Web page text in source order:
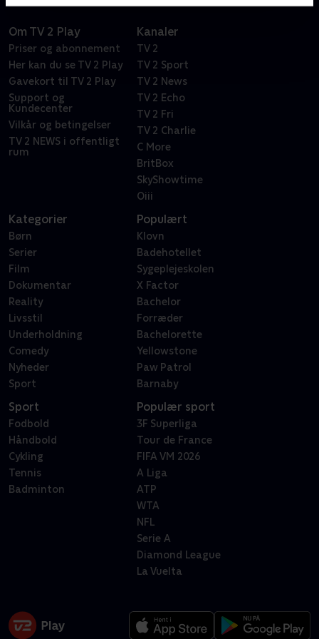
Om TV 2 Play
Priser og abonnement
Her kan du se TV 2 Play
Gavekort til TV 2 Play
Support og
Kundecenter
Vilkår og betingelser
TV 2 NEWS i offentligt
rum
Kanaler
TV 2
TV 2 Sport
TV 2 News
TV 2 Echo
TV 2 Fri
TV 2 Charlie
C More
BritBox
SkyShowtime
Oiii
Kategorier
Børn
Serier
Film
Dokumentar
Reality
Livsstil
Underholdning
Comedy
Nyheder
Sport
Populært
Klovn
Badehotellet
Sygeplejeskolen
X Factor
Bachelor
Forræder
Bachelorette
Yellowstone
Paw Patrol
Barnaby
Sport
Fodbold
Håndbold
Cykling
Tennis
Badminton
Populær sport
3F Superliga
Tour de France
FIFA VM 2026
A Liga
ATP
WTA
NFL
Serie A
Diamond League
La Vuelta